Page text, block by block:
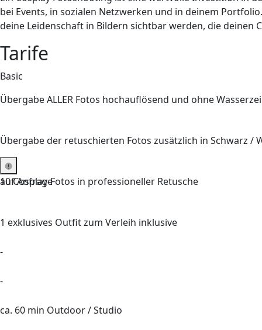
bei Events, in sozialen Netzwerken und in deinem
deine Leidenschaft in Bildern sichtbar werden, die deinen
Tarife
Basic
Übergabe ALLER Fotos hochauflösend und ohne
Übergabe der retuschierten Fotos zusätzlich in Schwarz /
auf Anfrage
10 Cosplay-Fotos in professioneller Retusche
1 exklusives Outfit zum Verleih inklusive
-
-
ca. 60 min Outdoor / Studio